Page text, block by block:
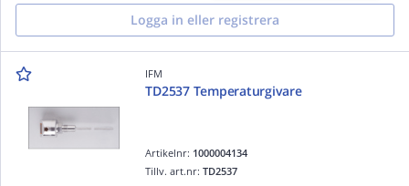
Logga in eller registrera
IFM
TD2537 Temperaturgivare
Artikelnr: 1000004134
Tillv. art.nr:TD2537